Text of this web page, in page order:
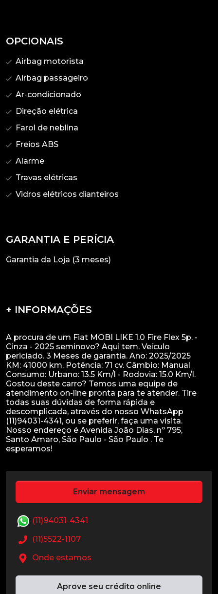
OPCIONAIS
Airbag motorista
Airbag passageiro
Ar-condicionado
Direção elétrica
Farol de neblina
Freios ABS
Alarme
Travas elétricas
Vidros elétricos dianteiros
GARANTIA E PERÍCIA
Garantia da Loja (3 meses)
+ INFORMAÇÕES
A procura de um Fiat MOBI LIKE 1.0 Fire Flex 5p. -
Cinza - 2025 seminovo? Aqui tem. Veículo
periciado. 3 Meses de garantia. Ano: 2025/2025
KM: 41000 km. Potência: 71 cv. Câmbio: Manual
Consumo: Urbano: 13.5 Km/l - Rodovia: 15.0 Km/l.
Gostou deste carro? Temos uma equipe de
atendimento on-line pronta para te atender. Tire
todas suas dúvidas de forma rápida e
descomplicada, através do nosso WhatsApp
(11)94031-4341, ou se preferir, faça uma visita.
Nosso endereço é Avenida João Dias, nº 795,
Santo Amaro, São Paulo - São Paulo . Te
Enviar mensagem
(11)94031-4341
(11)5522-1107
Onde estamos
Aprove seu crédito online